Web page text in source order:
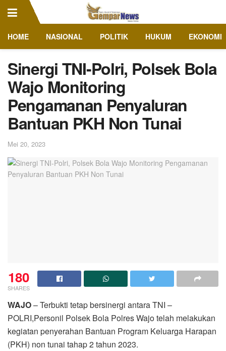
HOME NASIONAL POLITIK HUKUM EKONOMI
Sinergi TNI-Polri, Polsek Bola
Wajo Monitoring
Pengamanan Penyaluran
Bantuan PKH Non Tunai
Mei 20, 2023
180
SHARES
WAJO– Terbukti tetap bersinergi antara TNI –
POLRI,Personil Polsek Bola Polres Wajo telah melakukan
kegiatan penyerahan Bantuan Program Keluarga Harapan
(PKH) non tunai tahap 2 tahun 2023.